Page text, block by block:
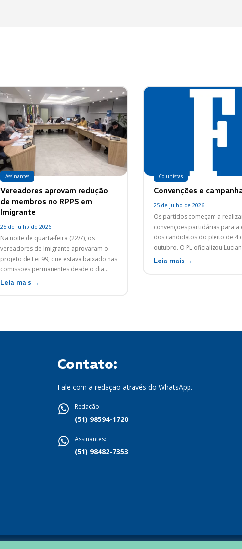
Assinantes
Vereadores aprovam redução
de membros no RPPS em
Imigrante
25 de julho de 2026
Na noite de quarta-feira (22/7), os
vereadores de Imigrante aprovaram o
projeto de Lei 99, que estava baixado nas
comissões permanentes desde o dia...
Leia mais →
Colunistas
Convenções e
25 de julho de 2026
Os partidos começam a
convenções partidárias para a
dos candidatos do pleito de 4
outubro. O PL oficializou
Leia mais →
Contato:
Fale com a redação através do WhatsApp.
Redação:
(51) 98594-1720
Assinantes:
(51) 98482-7353